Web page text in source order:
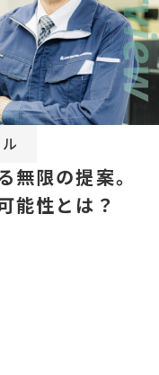
限の提案。
能性とは？